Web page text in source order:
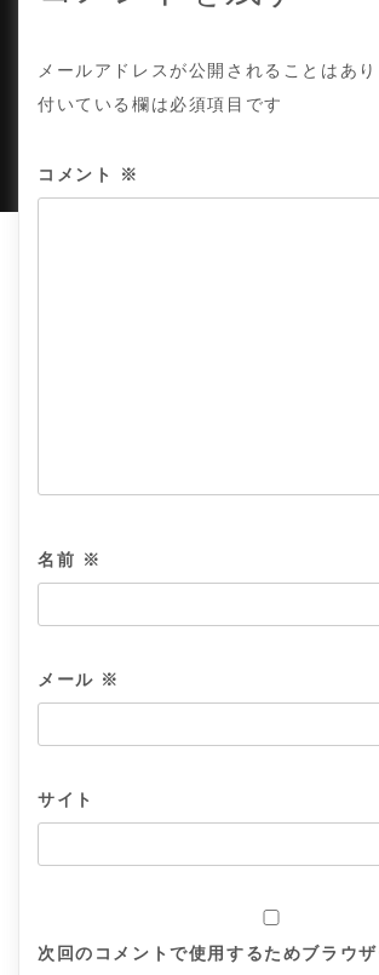
メールアドレスが公開されることはあり
付いている欄は必須項目です
コメント ※
名前 ※
メール ※
サイト
次回のコメントで使用するためブラウ